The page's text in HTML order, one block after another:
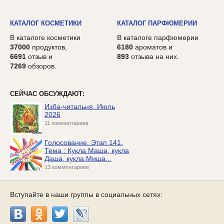
КАТАЛОГ КОСМЕТИКИ
В каталоге косметики
37000 продуктов,
6691 отзыв и
7269 обзоров.
КАТАЛОГ ПАРФЮМЕРИИ
В каталоге парфюмерии
6180 ароматов и
893 отзыва на них.
СЕЙЧАС ОБСУЖДАЮТ:
Изба-читальня. Июль
2026
11 комментариев
Голосование. Этап 141.
Тема : Кукла Маша, кукла
Даша, кукла Миша...
13 комментариев
Вступайте в наши группы в социальных сетях: